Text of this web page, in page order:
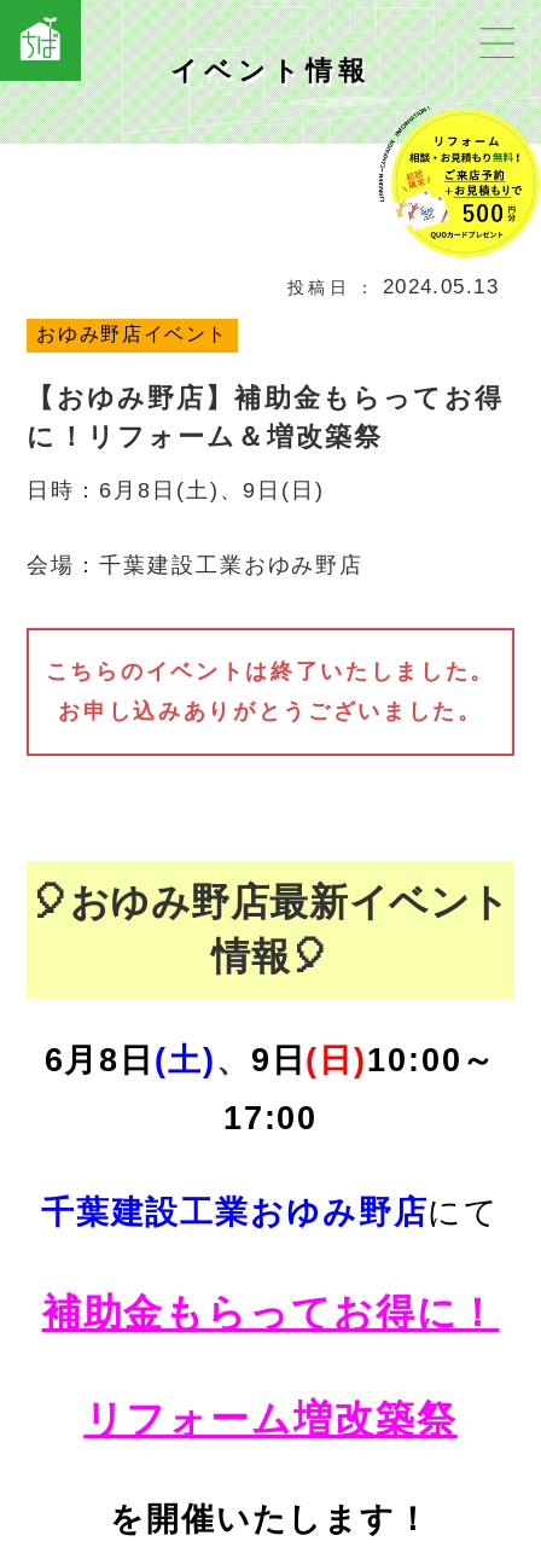
イベント情報
投稿日 2024.05.13
おゆみ野店イベント
【おゆみ野店】補助金もらってお得
に！リフォーム＆増改築祭
日時：6月8日(土)、9日(日)
会場：千葉建設工業おゆみ野店
こちらのイベントは終了いたしました。
お申し込みありがとうございました。
🎈おゆみ野店最新イベント
情報🎈
6月8 日 (土)、 9 日 (日)10:00～
17:00
千葉建設工業おゆみ野店にて
補助金もらってお得に！
リフォーム増改築祭
を開催いたします！